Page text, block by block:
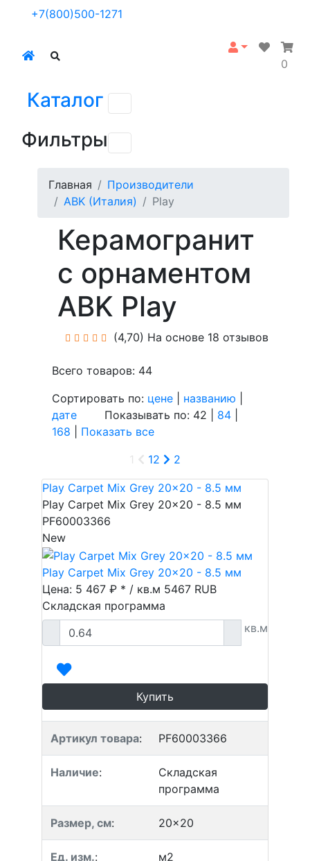
+7(800)500-1271
0
Каталог
Фильтры
Главная
Производители
ABK (Италия)
Play
Керамогранит
с орнаментом
ABK Play
(4,70) На основе 18 отзывов
Всего товаров: 44
Сортировать по: цене названию
дате Показывать по: 42 | 84
168
Показать все
1
12 2
Play Carpet Mix Grey 20x20 - 8.5 мм
Play Carpet Mix Grey 20x20 - 8.5 мм
PF60003366
New
Play Carpet Mix Grey 20x20 - 8.5 мм
Цена: 5 467 ₽ * / кв.м 5467 RUB
Складская программа
кв.м
Купить
Артикул товара: PF60003366
Наличие:
Складская
программа
Размер, см: 20x20
Ед. изм.: м2